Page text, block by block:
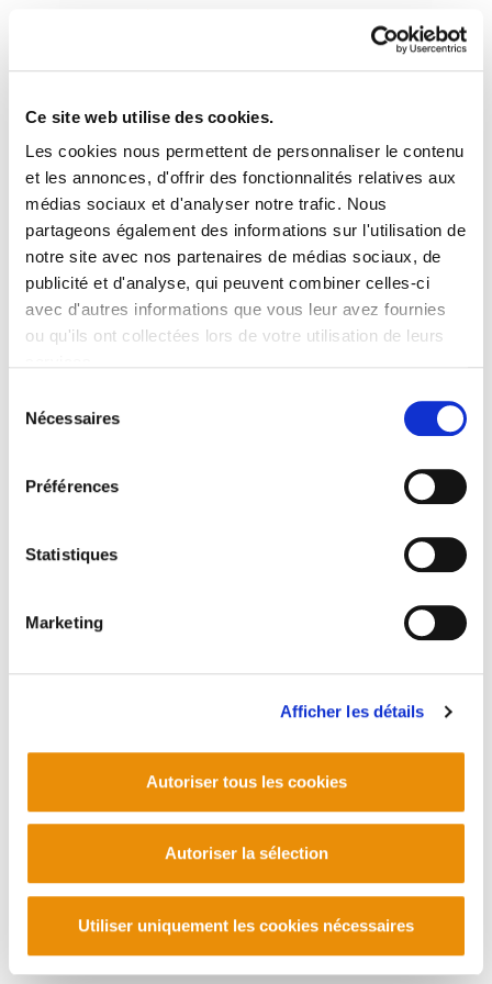
Ce site web utilise des cookies.
Les cookies nous permettent de personnaliser le contenu
et les annonces, d'offrir des fonctionnalités relatives aux
médias sociaux et d'analyser notre trafic. Nous
partageons également des informations sur l'utilisation de
notre site avec nos partenaires de médias sociaux, de
publicité et d'analyse, qui peuvent combiner celles-ci
avec d'autres informations que vous leur avez fournies
ou qu'ils ont collectées lors de votre utilisation de leurs
Nécessaires
Préférences
Statistiques
Marketing
Afficher les détails
Autoriser tous les cookies
Autoriser la sélection
Utiliser uniquement les cookies nécessaires
Enbata + Alda! 2326
Enbata 2326 - 2017-10-01.pdf868.6 KB
PLAN DU SITE ACCESSIBILITÉ CONTACT
Manu Robles-Arangiz Institutua Fundazioa
Corderliers karrika 20 - 64100 Baiona -
Contact